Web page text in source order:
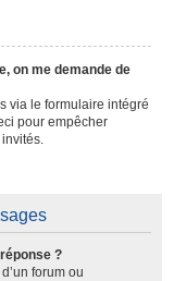
on me demande de
via le formulaire intégré
pour empêcher
?
forum ou